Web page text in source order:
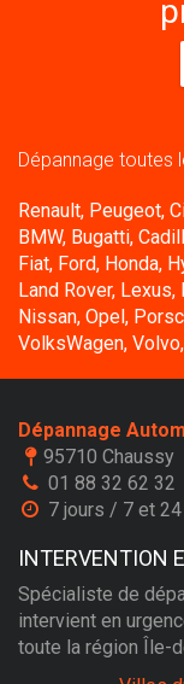
Dépannage toutes
Renault, Peugeot,
BMW, Bugatti,
Fiat, Ford, Honda,
Land Rover,
Nissan, Opel,
VolksWagen,
Dépannage
95710 Chaussy
01 88 32 62 32
7 jours / 7 et
INTERVENTION
Spécialiste de
intervient en
toute la région Île-